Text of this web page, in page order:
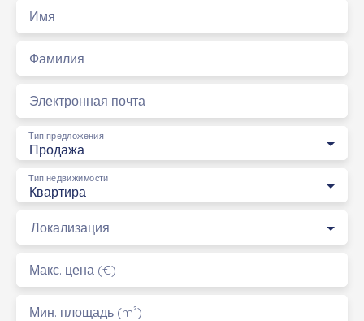
Имя
Фамилия
Электронная почта
Продажа
Тип предложения
Квартира
Тип недвижимости
Локализация
Макс. цена (€)
Мин. площадь (m²)